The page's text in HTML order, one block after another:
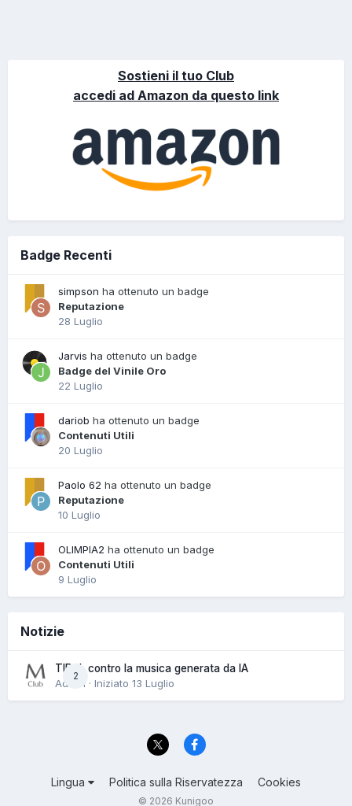
Sostieni il tuo Club
accedi ad Amazon da questo link
Badge Recenti
simpson ha ottenuto un badge
Reputazione
28 Luglio
Jarvis ha ottenuto un badge
Badge del Vinile Oro
22 Luglio
dariob ha ottenuto un badge
Contenuti Utili
20 Luglio
Paolo 62 ha ottenuto un badge
Reputazione
10 Luglio
OLIMPIA2 ha ottenuto un badge
Contenuti Utili
9 Luglio
Notizie
2
TIDAL contro la musica generata da IA
Admin · Iniziato 13 Luglio
Lingua Politica sulla Riservatezza Cookies
© 2026 Kunigoo